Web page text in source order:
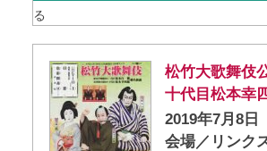
る
松竹大歌舞伎
十代目松本幸
2019年7月8日
会場／リンク